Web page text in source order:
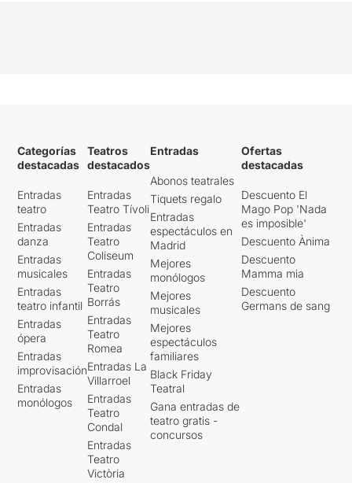
Categorías
destacadas
Entradas
teatro
Entradas
danza
Entradas
musicales
Entradas
teatro infantil
Entradas
ópera
Entradas
improvisación
Entradas
monólogos
Teatros
destacados
Entradas
Teatro Tívoli
Entradas
Teatro
Coliseum
Entradas
Teatro
Borrás
Entradas
Teatro
Romea
Entradas La
Villarroel
Entradas
Teatro
Condal
Entradas
Teatro
Victòria
Entradas
Abonos teatrales
Tiquets regalo
Entradas
espectáculos en
Madrid
Mejores
monólogos
Mejores
musicales
Mejores
espectáculos
familiares
Black Friday
Teatral
Gana entradas de
teatro gratis -
concursos
Ofertas
destacadas
Descuento El
Mago Pop 'Nada
es imposible'
Descuento Ànima
Descuento
Mamma mia
Descuento
Germans de sang